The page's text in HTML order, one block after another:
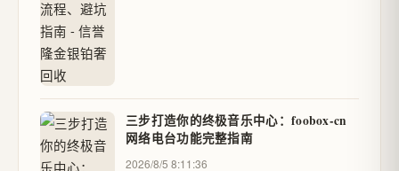
三步打造你的终极音乐中心：foobox-cn
网络电台功能完整指南
2026/8/5 8:11:36